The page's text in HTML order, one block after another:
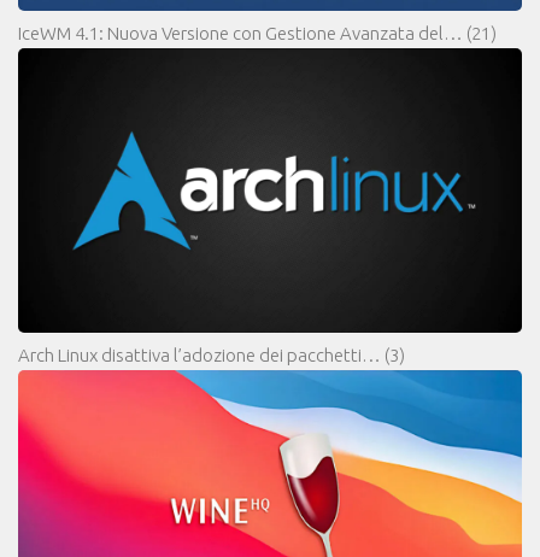
IceWM 4.1: Nuova Versione con Gestione Avanzata del… (21)
Arch Linux disattiva l’adozione dei pacchetti… (3)